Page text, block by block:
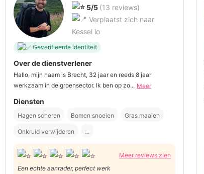
5/5 (13 reviews)
Verplaatst zich naar
Kessel lo
Geverifieerde identiteit
Over de dienstverlener
Hallo, mijn naam is Brecht, 32 jaar en reeds 8 jaar
werkzaam in de groensector. Ik ben op zo... Meer
Diensten
Hagen scheren Bomen snoeien Gras maaien
Onkruid verwijderen ...
Meer reviews zien
Een echte aanrader, perfect werk